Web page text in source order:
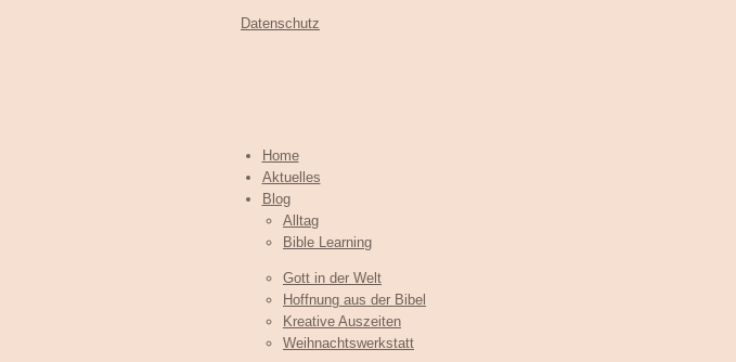
Datenschutz
Home
Aktuelles
Blog
Alltag
Bible Learning
Gott in der Welt
Hoffnung aus der Bibel
Kreative Auszeiten
Weihnachtswerkstatt